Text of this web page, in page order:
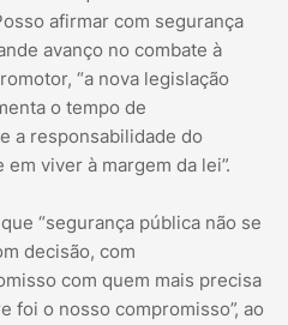
afirmar com segurança
avanço no combate à
“a nova legislação
o tempo de
a responsabilidade do
viver à margem da lei”.
“segurança pública não se
decisão, com
com quem mais precisa
foi o nosso compromisso”, ao